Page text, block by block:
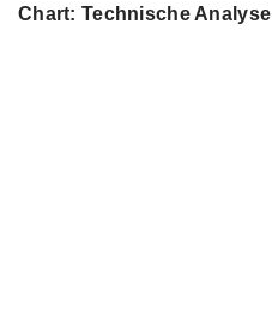
Chart: Technische Analyse